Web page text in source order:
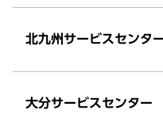
北九州サービスセンタ
大分サービスセンター